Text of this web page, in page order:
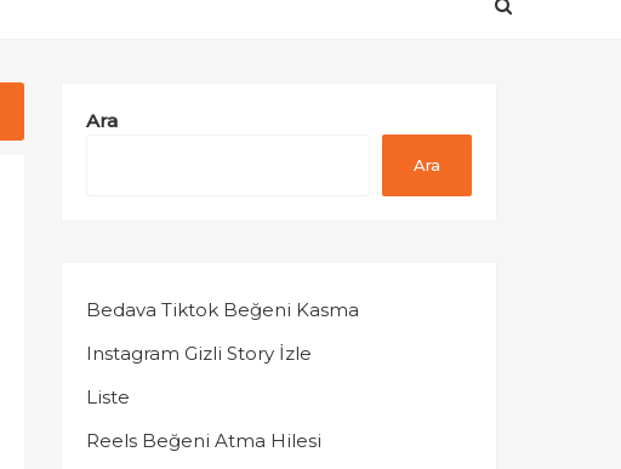
Ara
Ara
Bedava Tiktok Beğeni Kasma
Instagram Gizli Story İzle
Liste
Reels Beğeni Atma Hilesi